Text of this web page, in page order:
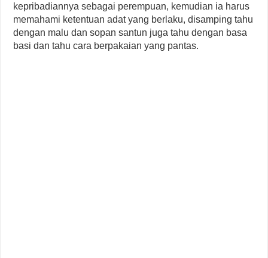
kepribadiannya sebagai perempuan, kemudian ia harus
memahami ketentuan adat yang berlaku, disamping tahu
dengan malu dan sopan santun juga tahu dengan basa
basi dan tahu cara berpakaian yang pantas.